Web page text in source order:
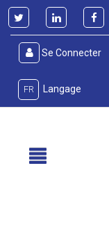
Se Connecter
FR Langage